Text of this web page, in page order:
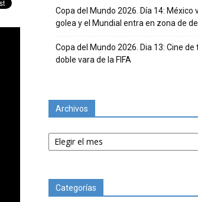
Copa del Mundo 2026. Día 14: México
golea y el Mundial entra en zona de
Copa del Mundo 2026. Dia 13: Cine de
doble vara de la FIFA
Archivos
Archivos
Categorías